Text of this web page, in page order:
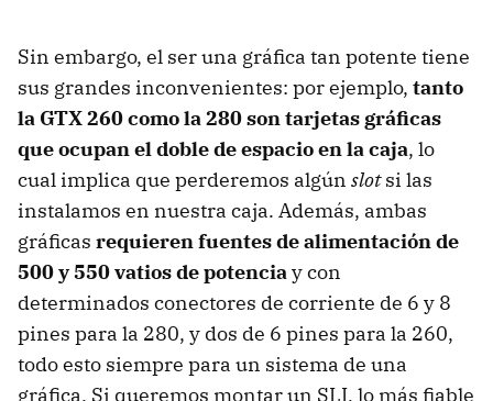
Sin embargo, el ser una gráfica tan potente tiene
sus grandes inconvenientes: por ejemplo, tanto
la GTX 260 como la 280 son tarjetas gráficas
que ocupan el doble de espacio en la caja, lo
cual implica que perderemos algún slotsi las
instalamos en nuestra caja. Además, ambas
gráficas requieren fuentes de alimentación de
500 y 550 vatios de potencia y con
determinados conectores de corriente de 6 y 8
pines para la 280, y dos de 6 pines para la 260,
todo esto siempre para un sistema de una
gráfica. Si queremos montar un SLI, lo más fiable